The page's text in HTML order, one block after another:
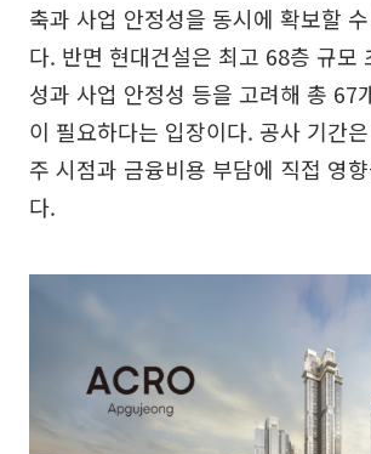
축과 사업 안정성을 동시에 확보할
다. 반면 현대건설은 최고 68층 규모
성과 사업 안정성 등을 고려해 총 67
이 필요하다는 입장이다. 공사 기간
주 시점과 금융비용 부담에 직접 영
다.